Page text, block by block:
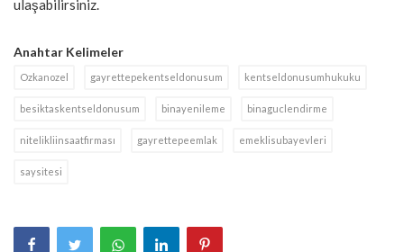
ulaşabilirsiniz.
Anahtar Kelimeler
Ozkanozel gayrettepekentseldonusum kentseldonusumhukuku
besiktaskentseldonusum binayenileme binaguclendirme
nitelikliinsaatfirması gayrettepeemlak emeklisubayevleri
saysitesi